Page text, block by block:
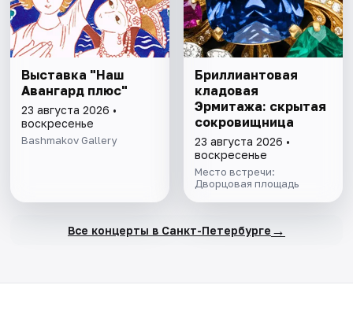
Выставка "Наш
Авангард плюс"
23 августа 2026 •
воскресенье
Bashmakov Gallery
Бриллиантовая
кладовая
Эрмитажа: скрытая
сокровищница
23 августа 2026 •
воскресенье
Место встречи:
Дворцовая площадь
Все концерты в Санкт-Петербурге →